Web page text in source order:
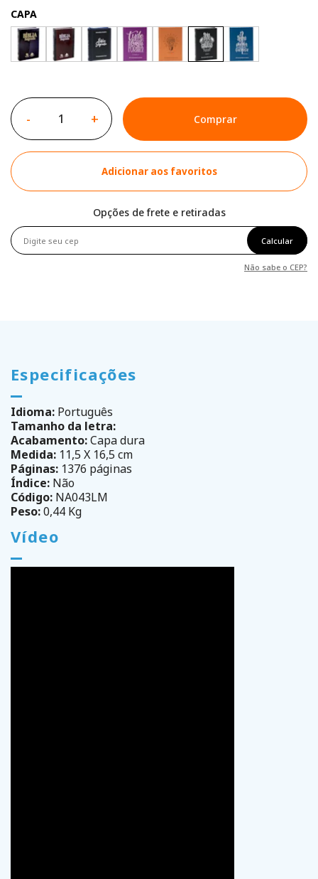
CAPA
- + Comprar
Adicionar aos favoritos
Opções de frete e retiradas
Calcular
Não sabe o CEP?
Especificações
Idioma: Português
Tamanho da letra:
Acabamento:Capa dura
Medida: 11,5 X 16,5 cm
Páginas: 1376 páginas
Índice: Não
Código: NA043LM
Peso:0,44 Kg
Vídeo